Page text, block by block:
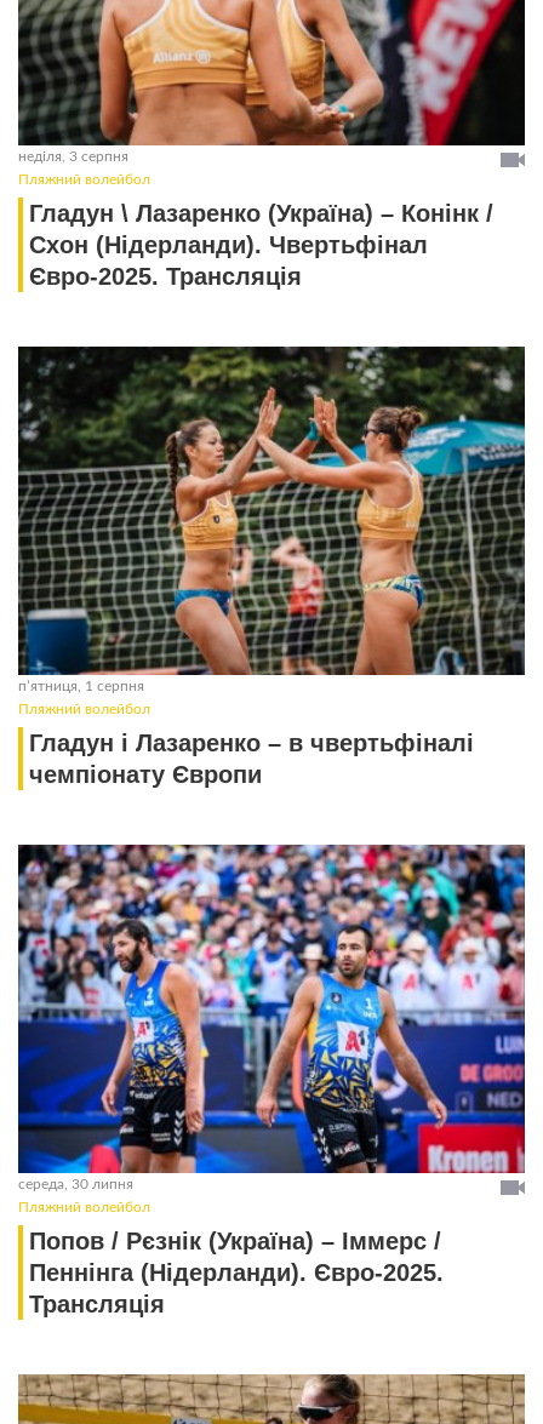
неділя, 3 серпня
Пляжний волейбол
Гладун \ Лазаренко (Україна) – Конінк /
Схон (Нідерланди). Чвертьфінал
Євро-2025. Трансляція
пʼятниця, 1 серпня
Пляжний волейбол
Гладун і Лазаренко – в чвертьфіналі
чемпіонату Європи
середа, 30 липня
Пляжний волейбол
Попов / Рєзнік (Україна) – Іммерс /
Пеннінга (Нідерланди). Євро-2025.
Трансляція